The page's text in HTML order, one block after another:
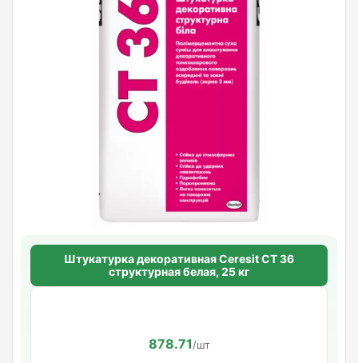
Штукатурка декоративная Ceresit CT 36
структурная белая, 25 кг
878.71/шт